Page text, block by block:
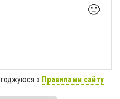
🙂
з Правилами сайту